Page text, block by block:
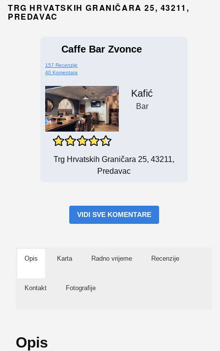
TRG HRVATSKIH GRANIČARA 25, 43211,
PREDAVAC
Caffe Bar Zvonce
157 Recenzije
40 Komentara
Kafić
Bar
Trg Hrvatskih Graničara 25, 43211,
Predavac
VIDI SVE KOMENTARE
Opis Karta Radno vrijeme Recenzije
Kontakt Fotografije
Opis